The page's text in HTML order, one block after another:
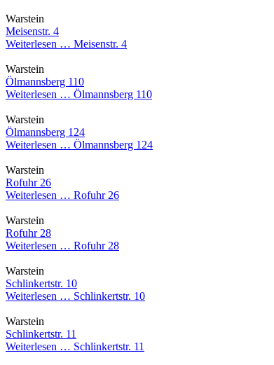
Warstein
Meisenstr. 4
Weiterlesen … Meisenstr. 4
Warstein
Ölmannsberg 110
Weiterlesen … Ölmannsberg 110
Warstein
Ölmannsberg 124
Weiterlesen … Ölmannsberg 124
Warstein
Rofuhr 26
Weiterlesen … Rofuhr 26
Warstein
Rofuhr 28
Weiterlesen … Rofuhr 28
Warstein
Schlinkertstr. 10
Weiterlesen … Schlinkertstr. 10
Warstein
Schlinkertstr. 11
Weiterlesen … Schlinkertstr. 11